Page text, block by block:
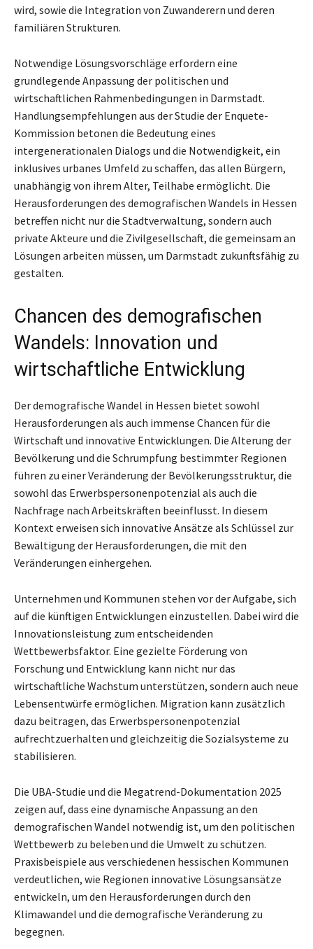
wird, sowie die Integration von Zuwanderern und deren
familiären Strukturen.
Notwendige Lösungsvorschläge erfordern eine
grundlegende Anpassung der politischen und
wirtschaftlichen Rahmenbedingungen in Darmstadt.
Handlungsempfehlungen aus der Studie der Enquete-
Kommission betonen die Bedeutung eines
intergenerationalen Dialogs und die Notwendigkeit, ein
inklusives urbanes Umfeld zu schaffen, das allen Bürgern,
unabhängig von ihrem Alter, Teilhabe ermöglicht. Die
Herausforderungen des demografischen Wandels in Hessen
betreffen nicht nur die Stadtverwaltung, sondern auch
private Akteure und die Zivilgesellschaft, die gemeinsam an
Lösungen arbeiten müssen, um Darmstadt zukunftsfähig zu
gestalten.
Chancen des demografischen
Wandels: Innovation und
wirtschaftliche Entwicklung
Der demografische Wandel in Hessen bietet sowohl
Herausforderungen als auch immense Chancen für die
Wirtschaft und innovative Entwicklungen. Die Alterung der
Bevölkerung und die Schrumpfung bestimmter Regionen
führen zu einer Veränderung der Bevölkerungsstruktur, die
sowohl das Erwerbspersonenpotenzial als auch die
Nachfrage nach Arbeitskräften beeinflusst. In diesem
Kontext erweisen sich innovative Ansätze als Schlüssel zur
Bewältigung der Herausforderungen, die mit den
Veränderungen einhergehen.
Unternehmen und Kommunen stehen vor der Aufgabe, sich
auf die künftigen Entwicklungen einzustellen. Dabei wird die
Innovationsleistung zum entscheidenden
Wettbewerbsfaktor. Eine gezielte Förderung von
Forschung und Entwicklung kann nicht nur das
wirtschaftliche Wachstum unterstützen, sondern auch neue
Lebensentwürfe ermöglichen. Migration kann zusätzlich
dazu beitragen, das Erwerbspersonenpotenzial
aufrechtzuerhalten und gleichzeitig die Sozialsysteme zu
stabilisieren.
Die UBA-Studie und die Megatrend-Dokumentation 2025
zeigen auf, dass eine dynamische Anpassung an den
demografischen Wandel notwendig ist, um den politischen
Wettbewerb zu beleben und die Umwelt zu schützen.
Praxisbeispiele aus verschiedenen hessischen Kommunen
verdeutlichen, wie Regionen innovative Lösungsansätze
entwickeln, um den Herausforderungen durch den
Klimawandel und die demografische Veränderung zu
begegnen.